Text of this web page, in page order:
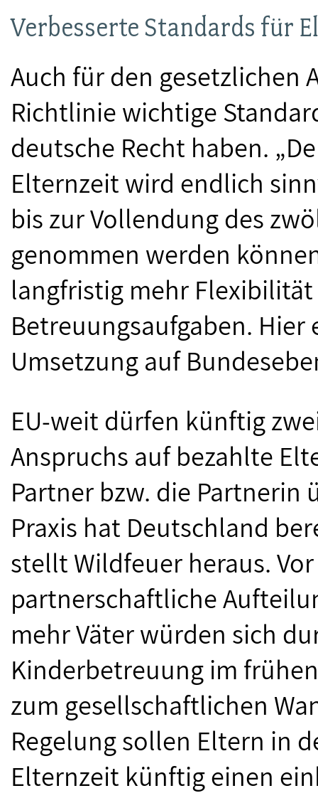
Verbesserte Standards für
Auch für den gesetzlichen
Richtlinie wichtige
deutsche Recht haben.
Elternzeit wird endlich
bis zur Vollendung des
genommen werden
langfristig mehr
Betreuungsaufgaben.
Umsetzung auf
EU-weit dürfen künftig
Anspruchs auf bezahlte
Partner bzw. die Partnerin
Praxis hat Deutschland
stellt Wildfeuer heraus.
partnerschaftliche
mehr Väter würden sich
Kinderbetreuung im
zum gesellschaftlichen
Regelung sollen Eltern in
Elternzeit künftig einen